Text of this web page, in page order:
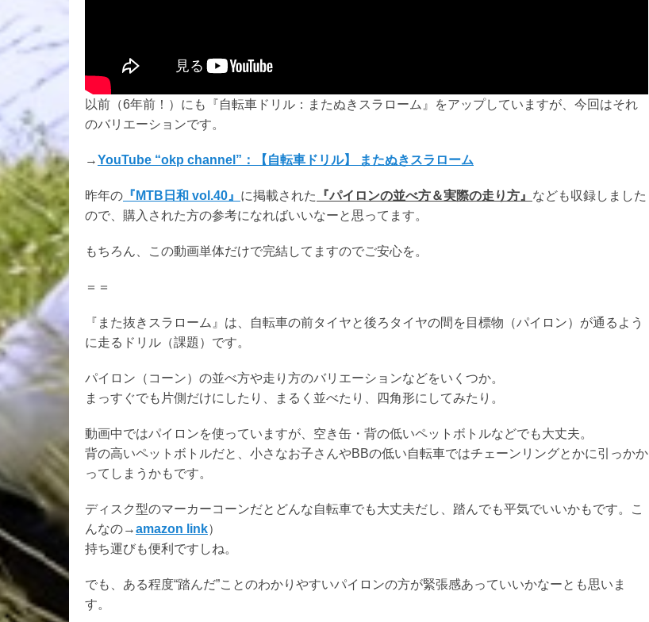
以前（6年前！）にも『自転車ドリル：またぬきスラローム』をアップしていますが、今回はそれ
のバリエーションです。
→YouTube “okp channel”：【自転車ドリル】 またぬきスラローム
昨年の 『MTB日和 vol.40』 に掲載された 『パイロンの並べ方＆実際の走り方』 なども収録しました
ので、購入された方の参考になればいいなーと思ってます。
もちろん、この動画単体だけで完結してますのでご安心を。
＝＝
『また抜きスラローム』は、自転車の前タイヤと後ろタイヤの間を目標物（パイロン）が通るよう
に走るドリル（課題）です。
パイロン（コーン）の並べ方や走り方のバリエーションなどをいくつか。
まっすぐでも片側だけにしたり、まるく並べたり、四角形にしてみたり。
動画中ではパイロンを使っていますが、空き缶・背の低いペットボトルなどでも大丈夫。
背の高いペットボトルだと、小さなお子さんやBBの低い自転車ではチェーンリングとかに引っかか
ってしまうかもです。
ディスク型のマーカーコーンだとどんな自転車でも大丈夫だし、踏んでも平気でいいかもです。こ
んなの→amazon link）
持ち運びも便利ですしね。
でも、ある程度“踏んだ”ことのわかりやすいパイロンの方が緊張感あっていいかなーとも思いま
す。